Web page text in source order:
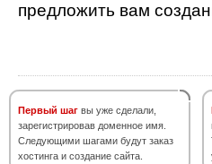
предложить вам
Первый шаг вы уже сделали,
зарегистрировав доменное имя.
Следующими шагами будут заказ
хостинга и создание сайта.